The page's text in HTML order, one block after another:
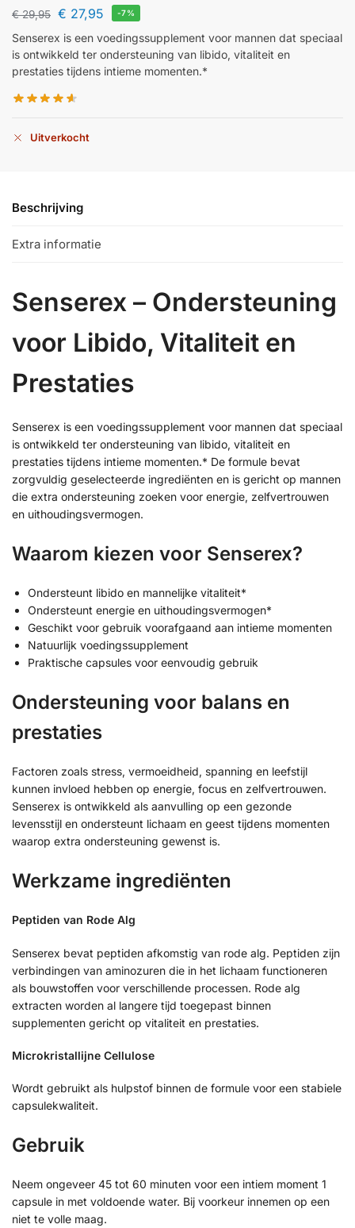
€29,95 € 27,95 -7%
Senserex is een voedingssupplement voor mannen dat speciaal
is ontwikkeld ter ondersteuning van libido, vitaliteit en
prestaties tijdens intieme momenten.*
Uitverkocht
Beschrijving
Extra informatie
Senserex – Ondersteuning
voor Libido, Vitaliteit en
Prestaties
Senserex is een voedingssupplement voor mannen dat speciaal
is ontwikkeld ter ondersteuning van libido, vitaliteit en
prestaties tijdens intieme momenten.* De formule bevat
zorgvuldig geselecteerde ingrediënten en is gericht op mannen
die extra ondersteuning zoeken voor energie, zelfvertrouwen
en uithoudingsvermogen.
Waarom kiezen voor Senserex?
Ondersteunt libido en mannelijke vitaliteit*
Ondersteunt energie en uithoudingsvermogen*
Geschikt voor gebruik voorafgaand aan intieme momenten
Natuurlijk voedingssupplement
Praktische capsules voor eenvoudig gebruik
Ondersteuning voor balans en
prestaties
Factoren zoals stress, vermoeidheid, spanning en leefstijl
kunnen invloed hebben op energie, focus en zelfvertrouwen.
Senserex is ontwikkeld als aanvulling op een gezonde
levensstijl en ondersteunt lichaam en geest tijdens momenten
waarop extra ondersteuning gewenst is.
Werkzame ingrediënten
Peptiden van Rode Alg
Senserex bevat peptiden afkomstig van rode alg. Peptiden zijn
verbindingen van aminozuren die in het lichaam functioneren
als bouwstoffen voor verschillende processen. Rode alg
extracten worden al langere tijd toegepast binnen
supplementen gericht op vitaliteit en prestaties.
Microkristallijne Cellulose
Wordt gebruikt als hulpstof binnen de formule voor een stabiele
capsulekwaliteit.
Gebruik
Neem ongeveer 45 tot 60 minuten voor een intiem moment 1
capsule in met voldoende water. Bij voorkeur innemen op een
niet te volle maag.